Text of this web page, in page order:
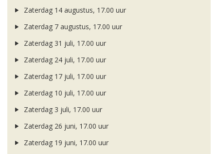
Zaterdag 14 augustus, 17.00 uur
Zaterdag 7 augustus, 17.00 uur
Zaterdag 31 juli, 17.00 uur
Zaterdag 24 juli, 17.00 uur
Zaterdag 17 juli, 17.00 uur
Zaterdag 10 juli, 17.00 uur
Zaterdag 3 juli, 17.00 uur
Zaterdag 26 juni, 17.00 uur
Zaterdag 19 juni, 17.00 uur